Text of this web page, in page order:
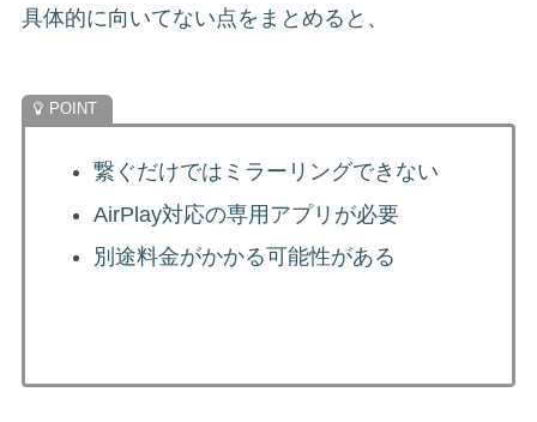
具体的に向いてない点をまとめると、
繋ぐだけではミラーリングできない
AirPlay対応の専用アプリが必要
別途料金がかかる可能性がある